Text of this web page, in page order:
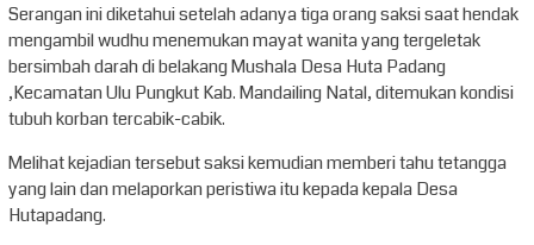
Serangan ini diketahui setelah adanya tiga orang saksi saat hendak
mengambil wudhu menemukan mayat wanita yang tergeletak
bersimbah darah di belakang Mushala Desa Huta Padang
,Kecamatan Ulu Pungkut Kab. Mandailing Natal, ditemukan kondisi
tubuh korban tercabik-cabik.
Melihat kejadian tersebut saksi kemudian memberi tahu tetangga
yang lain dan melaporkan peristiwa itu kepada kepala Desa
Hutapadang.